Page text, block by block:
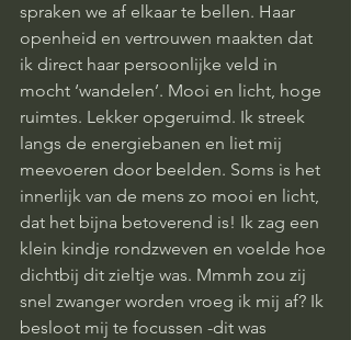
spraken we af elkaar te bellen. Haar
openheid en vertrouwen maakten dat
ik direct haar persoonlijke veld in
mocht ‘wandelen’. Mooi en licht, hoge
ruimtes. Lekker opgeruimd. Ik streek
langs de energiebanen en liet mij
meevoeren door beelden. Soms is het
innerlijk van de mens zo mooi en licht,
dat het bijna betoverend is! Ik zag een
klein kindje rondzweven en voelde hoe
dichtbij dit zieltje was. Mmmh zou zij
snel zwanger worden vroeg ik mij af? Ik
besloot mij te focussen -dit was